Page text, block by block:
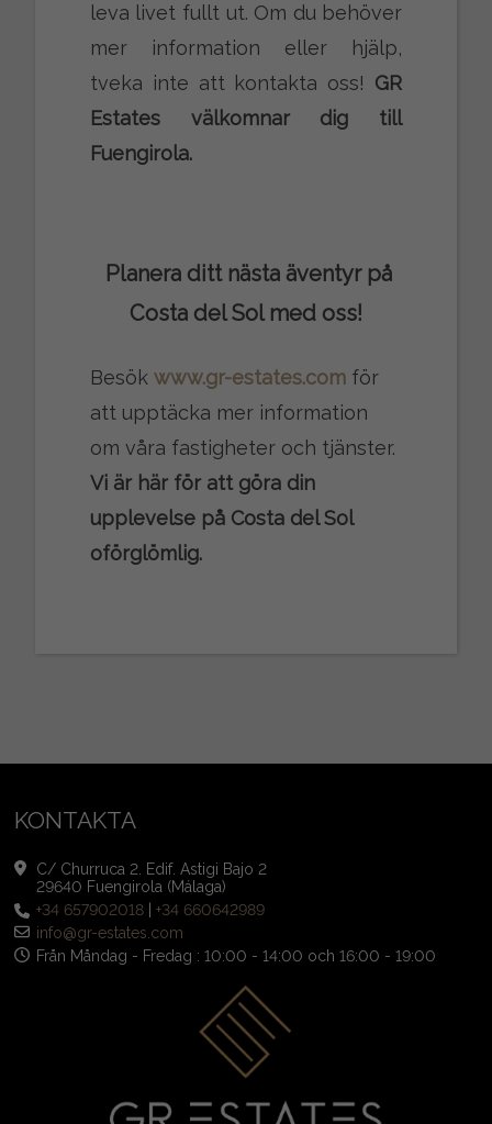
leva livet fullt ut. Om du behöver
mer information eller hjälp,
tveka inte att kontakta oss! GR
Estates välkomnar dig till
Fuengirola.
Planera ditt nästa äventyr på
Costa del Sol med oss!
Besök www.gr-estates.comför
att upptäcka mer information
om våra fastigheter och tjänster.
Vi är här för att göra din
upplevelse på Costa del Sol
oförglömlig.
KONTAKTA
C/ Churruca 2. Edif. Astigi Bajo 2
29640 Fuengirola (Málaga)
+34 657902018 |+34 660642989
info@gr-estates.com
Från Måndag - Fredag : 10:00 - 14:00 och 16:00 - 19:00